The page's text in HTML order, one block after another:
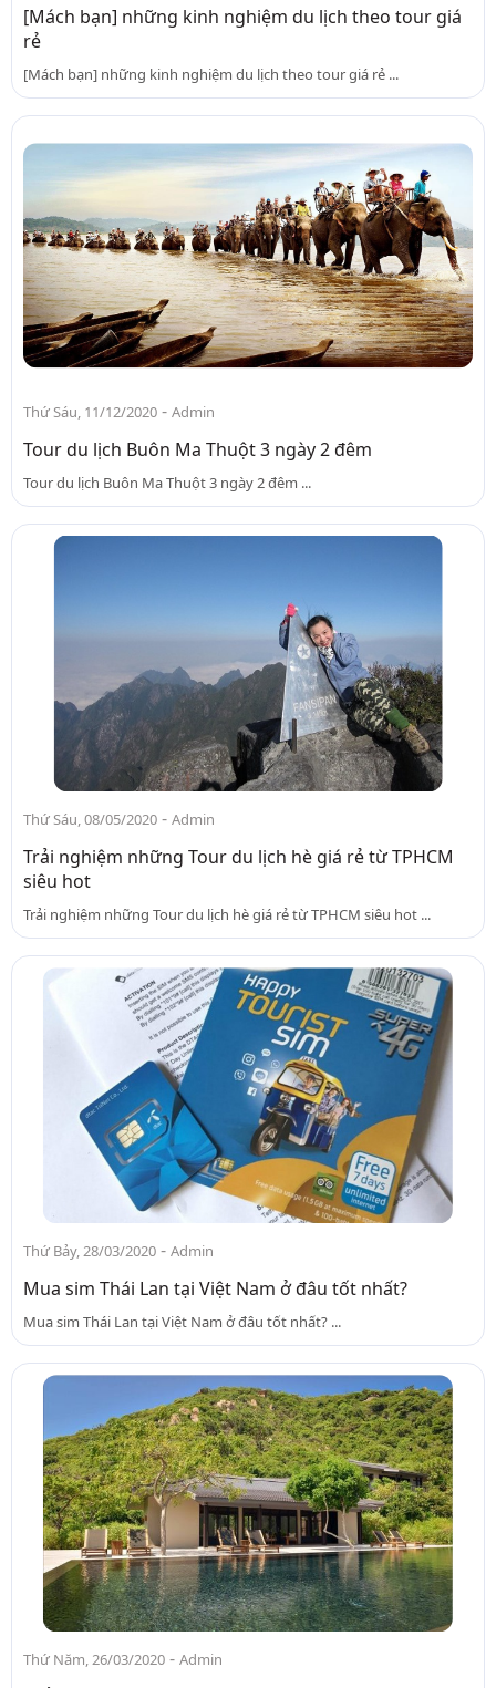
[Mách bạn] những kinh nghiệm du lịch theo tour giá
rẻ
[Mách bạn] những kinh nghiệm du lịch theo tour giá rẻ ...
Thứ Sáu, 11/12/2020 - Admin
Tour du lịch Buôn Ma Thuột 3 ngày 2 đêm
Tour du lịch Buôn Ma Thuột 3 ngày 2 đêm ...
Thứ Sáu, 08/05/2020 - Admin
Trải nghiệm những Tour du lịch hè giá rẻ từ TPHCM
siêu hot
Trải nghiệm những Tour du lịch hè giá rẻ từ TPHCM siêu hot ...
Thứ Bảy, 28/03/2020 - Admin
Mua sim Thái Lan tại Việt Nam ở đâu tốt nhất?
Mua sim Thái Lan tại Việt Nam ở đâu tốt nhất? ...
Thứ Năm, 26/03/2020 - Admin